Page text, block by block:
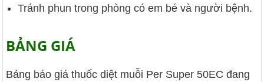
Tránh phun trong phòng có em bé và người bệnh.
BẢNG GIÁ
Bảng báo giá thuốc diệt muỗi Per Super 50EC đang